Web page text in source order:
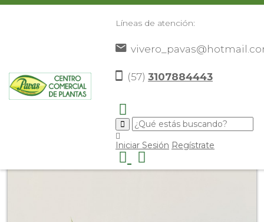
Líneas de atención:
(57) 3107884443
Iniciar Sesión Regístrate
Plantas> Plantas De Exterior>